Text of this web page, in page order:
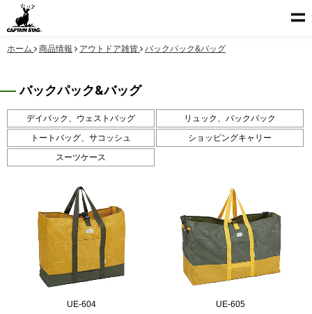
ホーム 商品情報 アウトドア雑貨 バックパック&バッグ
バックパック&バッグ
デイパック、ウェストバッグ リュック、バックパック
トートバッグ、サコッシュ ショッピングキャリー
スーツケース
UE-604
UE-605